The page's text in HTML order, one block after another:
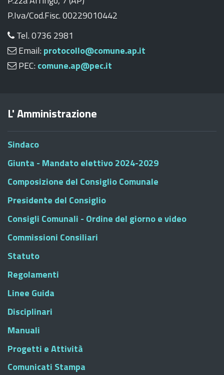
P.Iva/Cod.Fisc. 00229010442
Tel. 0736 2981
Email: protocollo@comune.ap.it
PEC: comune.ap@pec.it
L' Amministrazione
Sindaco
Giunta - Mandato elettivo 2024-2029
Composizione del Consiglio Comunale
Presidente del Consiglio
Consigli Comunali - Ordine del giorno e video
Commissioni Consiliari
Statuto
Regolamenti
Linee Guida
Disciplinari
Manuali
Progetti e Attività
Comunicati Stampa